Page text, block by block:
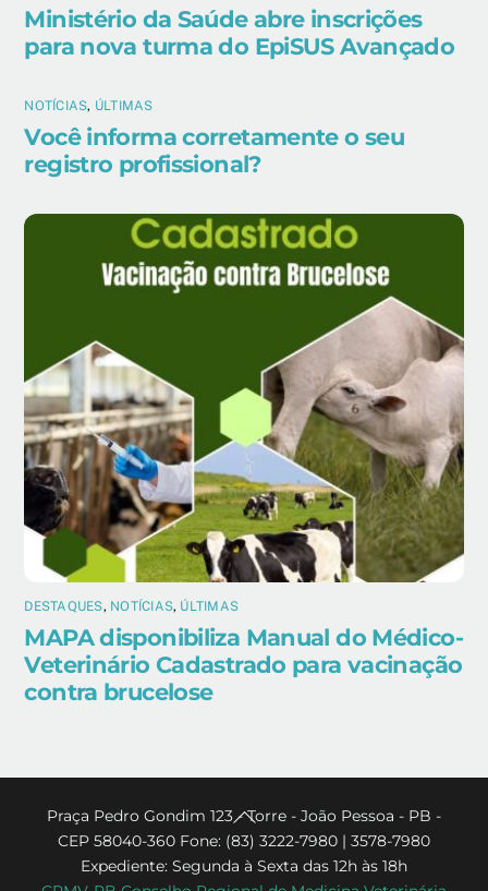
Ministério da Saúde abre inscrições
para nova turma do EpiSUS Avançado
NOTÍCIAS, ÚLTIMAS
Você informa corretamente o seu
registro profissional?
DESTAQUES, NOTÍCIAS, ÚLTIMAS
MAPA disponibiliza Manual do Médico-
Veterinário Cadastrado para vacinação
contra brucelose
Back
To
Top
Praça Pedro Gondim 123 - Torre - João Pessoa - PB -
CEP 58040-360 Fone: (83) 3222-7980 | 3578-7980
Expediente: Segunda à Sexta das 12h às 18h